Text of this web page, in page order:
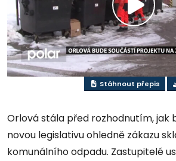
Stáhnout přepis
Orlová stála před rozhodnutím, jak
novou legislativu ohledně zákazu
komunálního odpadu. Zastupitelé